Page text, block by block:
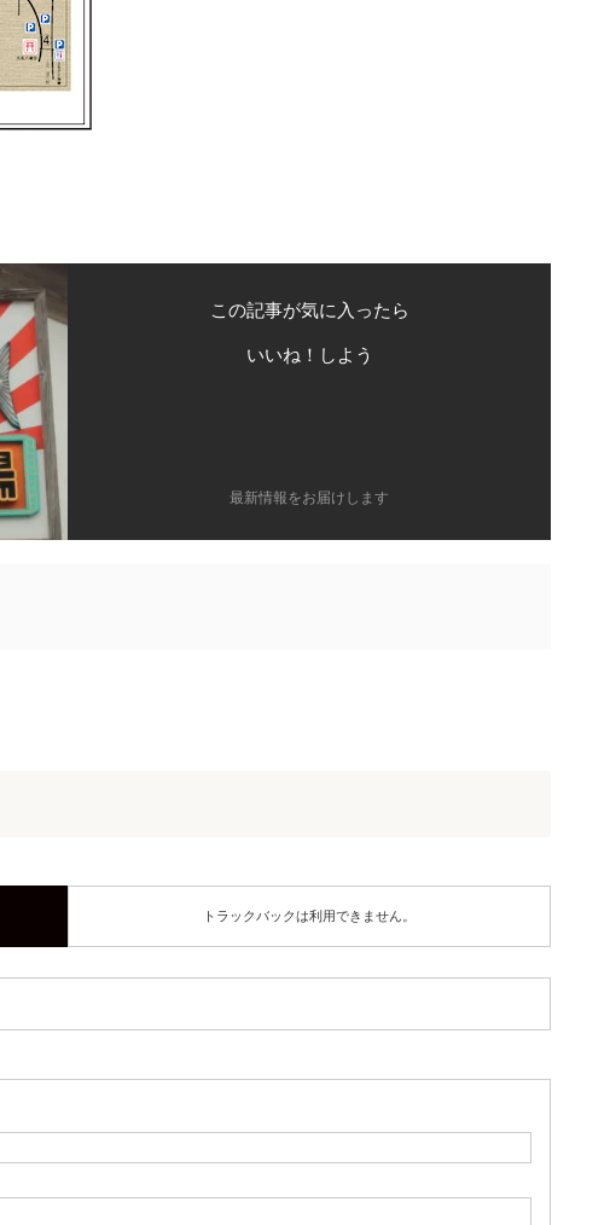
この記事が気に入ったら
いいね！しよう
最新情報をお届けします
トラックバックは利用できません。